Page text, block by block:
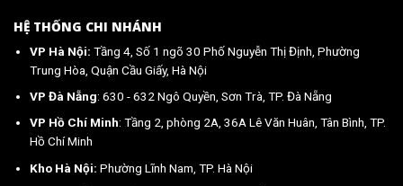
HỆ THỐNG CHI NHÁNH
VP Hà Nội: Tầng 4, Số 1 ngõ 30 Phố Nguyễn Thị Định, Phường
Trung Hòa, Quận Cầu Giấy, Hà Nội
VP Đà Nẵng: 630 - 632 Ngô Quyền, Sơn Trà, TP. Đà Nẵng
VP Hồ Chí Minh: Tầng 2, phòng 2A, 36A Lê Văn Huân, Tân Bình, TP.
Hồ Chí Minh
Kho Hà Nội: Phường Lĩnh Nam, TP. Hà Nội